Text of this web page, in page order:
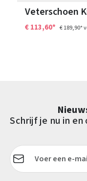
Veterschoen
€ 113,60* € 189,90*
Schrijf je nu in
E-mailadres*